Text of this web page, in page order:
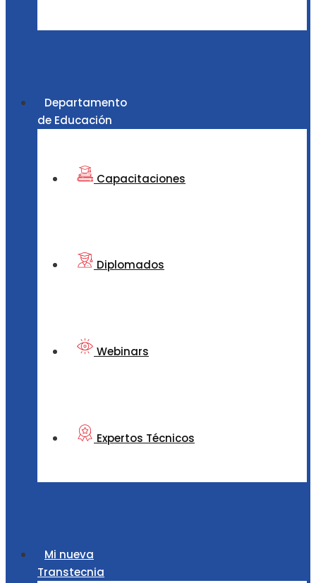
Departamento
de Educación
Capacitaciones
Diplomados
Webinars
Expertos Técnicos
Mi nueva
Transtecnia